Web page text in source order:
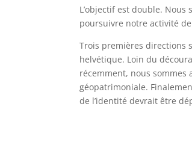
L’objectif est double.
poursuivre notre activité
Trois premières directions
helvétique. Loin du
récemment, nous sommes
géopatrimoniale.
de l’identité devrait être